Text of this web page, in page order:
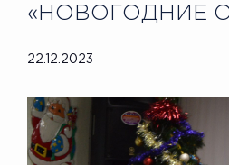
«НОВОГОДНИЕ
22.12.2023